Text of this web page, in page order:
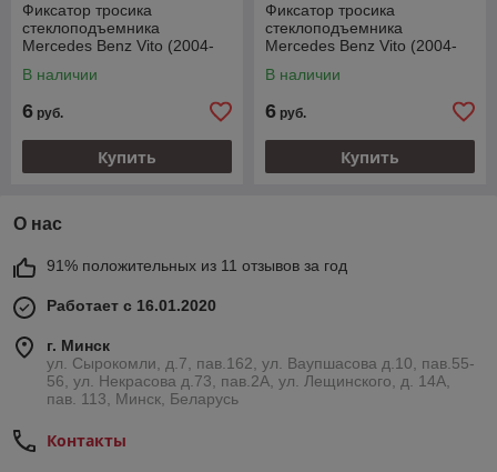
Фиксатор тросика
стеклоподъемника
Mercedes Benz Vito (2004-
В наличии
6 руб.
Купить
Фиксатор тросика
стеклоподъемника
Mercedes Benz Vito (2004-
В наличии
6 руб.
Купить
О нас
91% положительных из 11 отзывов за год
Работает с 16.01.2020
г. Минск
ул. Сырокомли, д.7, пав.162, ул. Ваупшасова д.10, пав.55-
56, ул. Некрасова д.73, пав.2А, ул. Лещинского, д. 14А,
пав. 113, Минск, Беларусь
Контакты